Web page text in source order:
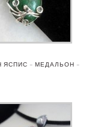
ЯСПИС – МЕДАЛЬОН –